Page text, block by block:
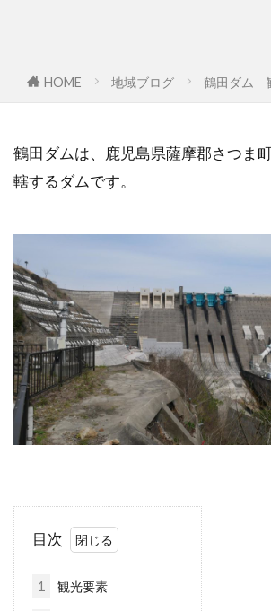
HOME 地域ブログ 鶴田ダム
鶴田ダムは、鹿児島県薩摩郡さつま
轄するダムです。
目次
1 観光要素